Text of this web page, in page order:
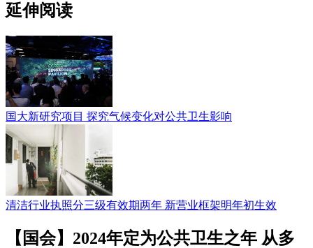
延伸阅读
国大新研究项目 探究气候变化对公共卫生影响
清洁行业执照分三级有效期两年 新营业框架明年初生效
【国会】2024年定为公共卫生之年 从多